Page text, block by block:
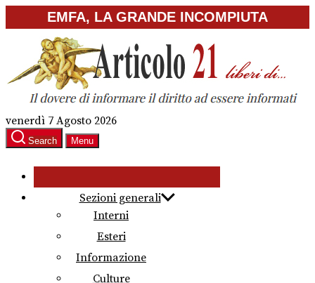
to
content
EMFA, LA GRANDE INCOMPIUTA
venerdì 7 Agosto 2026
Search Menu
Sezioni generali
Interni
Esteri
Informazione
Culture